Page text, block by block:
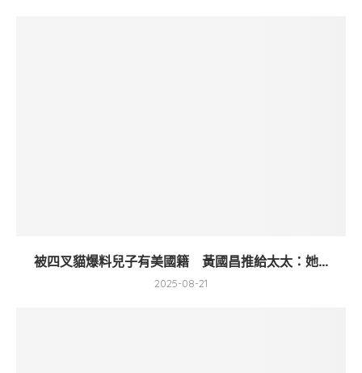
被四叉貓爆料兒子有美國籍 黃國昌推給太太：她...
2025-08-21